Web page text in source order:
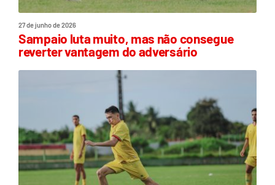
27 de junho de 2026
Sampaio luta muito, mas não consegue
reverter vantagem do adversário